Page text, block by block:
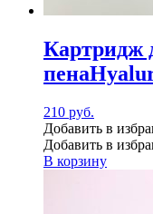
Картридж
210 руб.
Добавить в
Добавить в
В корзину